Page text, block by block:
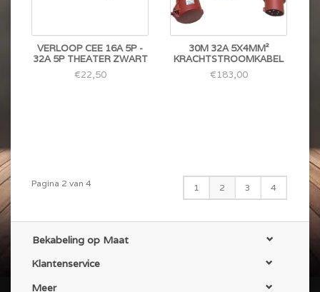
VERLOOP CEE 16A 5P -
32A 5P THEATER ZWART
€22,50
30M 32A 5X4MM²
KRACHTSTROOMKABEL
€183,00
Pagina 2 van 4 1 2 3 4
Bekabeling op Maat
Klantenservice
Meer